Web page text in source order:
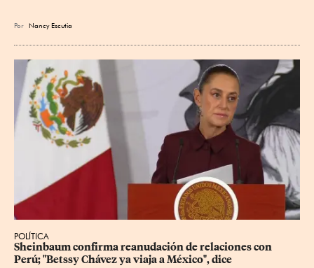
Por Nancy Escutia
POLÍTICA
Sheinbaum confirma reanudación de relaciones con
Perú; "Betssy Chávez ya viaja a México", dice